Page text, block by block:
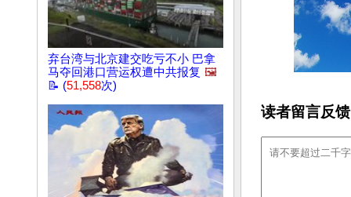
弃台湾与北京建交吃亏不小 巴拿
马夺回港口营运权遭中共报复 🖼️
📝 (51,558次)
读者留言反